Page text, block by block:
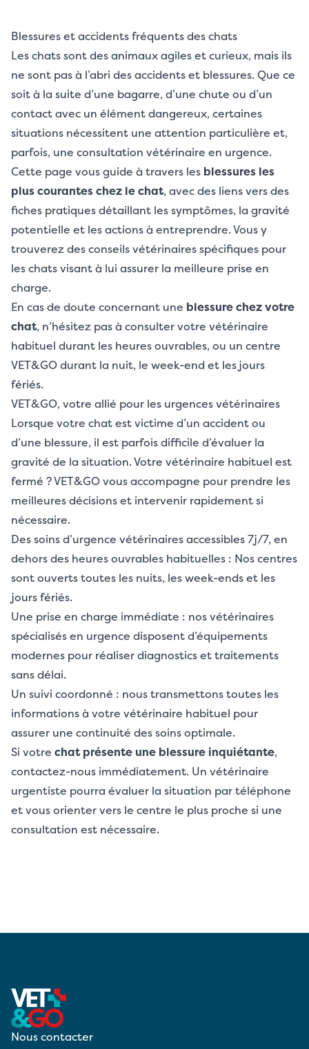
Blessures et accidents fréquents des chats
Les chats sont des animaux agiles et curieux, mais ils
ne sont pas à l’abri des accidents et blessures. Que ce
soit à la suite d’une bagarre, d’une chute ou d’un
contact avec un élément dangereux, certaines
situations nécessitent une attention particulière et,
parfois, une consultation vétérinaire en urgence.
Cette page vous guide à travers les blessures les
plus courantes chez le chat, avec des liens vers des
fiches pratiques détaillant les symptômes, la gravité
potentielle et les actions à entreprendre. Vous y
trouverez desconseils vétérinaires spécifiques pour
les chatsvisant à lui assurer la meilleure prise en
charge.
En cas de doute concernant une blessure chez votre
chat, n’hésitez pas à consulter votre vétérinaire
habituel durant les heures ouvrables, ou un centre
VET&GO durant la nuit, le week-end et les jours
fériés.
VET&GO, votre allié pour les urgences vétérinaires
Lorsque votre chat est victime d’un accident ou
d’une blessure, il est parfois difficile d’évaluer la
gravité de la situation. Votre vétérinaire habituel est
fermé ? VET&GO vous accompagne pour prendre les
meilleures décisions et intervenir rapidement si
nécessaire.
Des soins d’urgence vétérinaires accessibles 7j/7, en
dehors des heures ouvrables habituelles : Nos centres
sont ouverts toutes les nuits, les week-ends et les
jours fériés.
Une prise en charge immédiate : nos vétérinaires
spécialisés en urgence disposent d’équipements
modernes pour réaliser diagnostics et traitements
sans délai.
Un suivi coordonné : nous transmettons toutes les
informations à votre vétérinaire habituel pour
assurer une continuité des soins optimale.
Si votre chat présente une blessure inquiétante,
contactez-nous immédiatement. Un vétérinaire
urgentiste pourra évaluer la situation par téléphone
et vous orienter vers le centre le plus proche si une
consultation est nécessaire.
Nous contacter